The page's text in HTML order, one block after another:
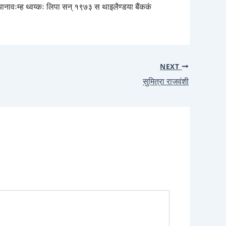
थ्वय्कः लिपा सन् १९७३ स थाइलैण्डया बैंककं
NEXT
सुमित्रा राजवंशी